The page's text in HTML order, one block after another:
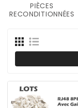
PIÈCES
RECONDITIONNÉES